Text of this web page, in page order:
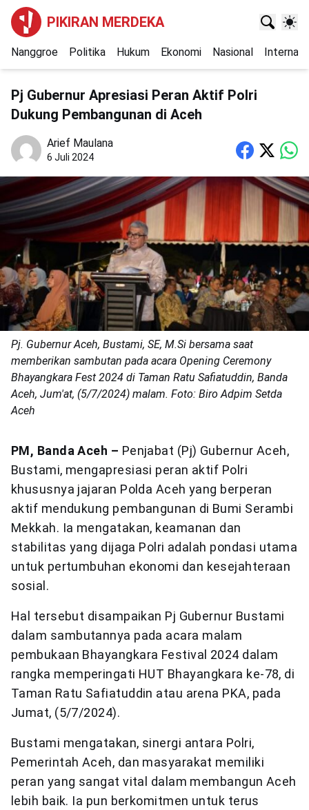
PIKIRAN MERDEKA
Nanggroe Politika Hukum Ekonomi Nasional
Pj Gubernur Apresiasi Peran Aktif Polri
Dukung Pembangunan di Aceh
Arief Maulana
6 Juli 2024
Pj. Gubernur Aceh, Bustami, SE, M.Si bersama saat
memberikan sambutan pada acara Opening Ceremony
Bhayangkara Fest 2024 di Taman Ratu Safiatuddin, Banda
Aceh, Jum'at, (5/7/2024) malam. Foto: Biro Adpim Setda
Aceh
PM, Banda Aceh – Penjabat (Pj) Gubernur Aceh,
Bustami, mengapresiasi peran aktif Polri
khususnya jajaran Polda Aceh yang berperan
aktif mendukung pembangunan di Bumi Serambi
Mekkah. Ia mengatakan, keamanan dan
stabilitas yang dijaga Polri adalah pondasi utama
untuk pertumbuhan ekonomi dan kesejahteraan
sosial.
Hal tersebut disampaikan Pj Gubernur Bustami
dalam sambutannya pada acara malam
pembukaan Bhayangkara Festival 2024 dalam
rangka memperingati HUT Bhayangkara ke-78, di
Taman Ratu Safiatuddin atau arena PKA, pada
Jumat, (5/7/2024).
Bustami mengatakan, sinergi antara Polri,
Pemerintah Aceh, dan masyarakat memiliki
peran yang sangat vital dalam membangun Aceh
lebih baik. Ia pun berkomitmen untuk terus